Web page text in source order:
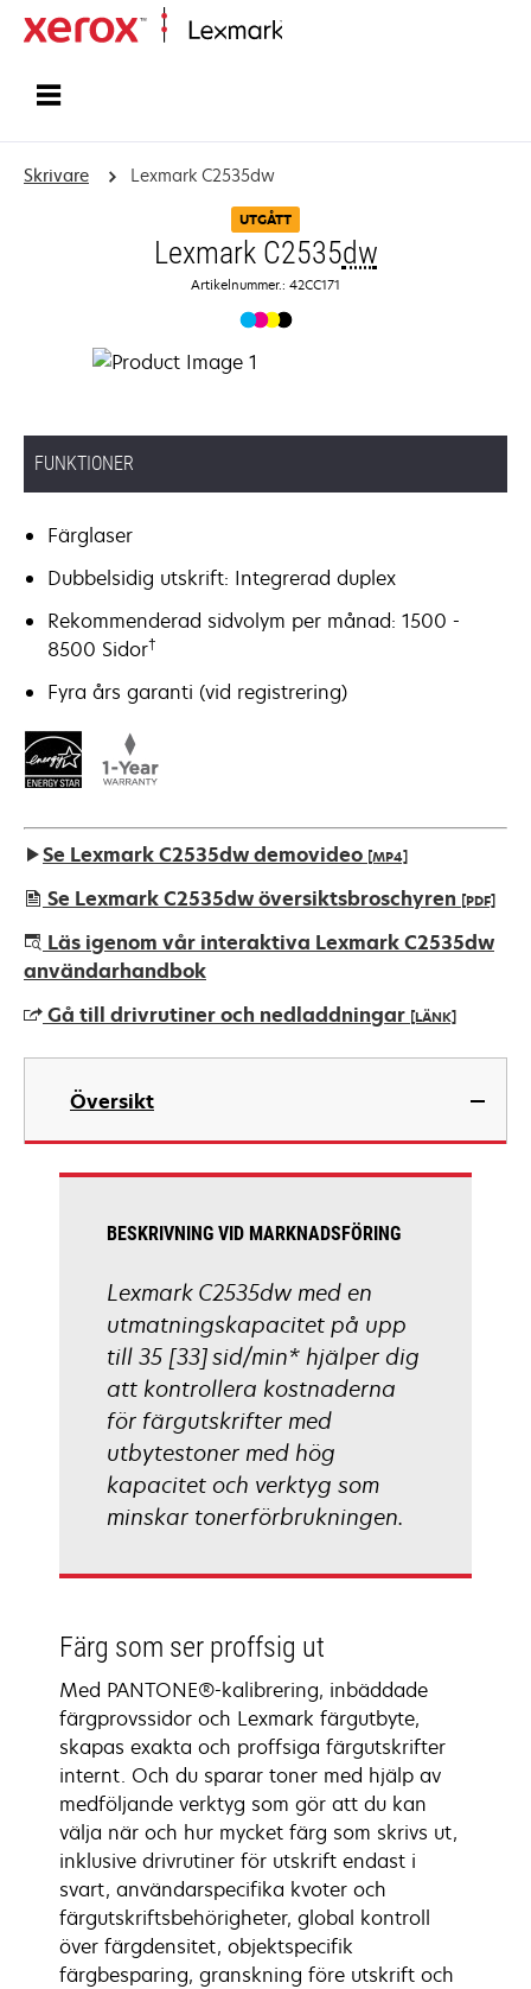
Skrivare Lexmark C2535dw
UTGÅTT
Lexmark C2535dw
Artikelnummer.: 42CC171
FUNKTIONER
Färglaser
Dubbelsidig utskrift: Integrerad duplex
Rekommenderad sidvolym per månad: 1500 -
8500 Sidor†
Fyra års garanti (vid registrering)
Se Lexmark C2535dw demovideo [MP4]
Se Lexmark C2535dw översiktsbroschyren [PDF]
opens
in
new
tab
Läs igenom vår interaktiva Lexmark C2535dw
användarhandbok
Gå till drivrutiner och nedladdningar [LÄNK]
opens
new
Översikt
BESKRIVNING VID MARKNADSFÖRING
Lexmark C2535dw med en
utmatningskapacitet på upp
till 35 [33] sid/min* hjälper dig
att kontrollera kostnaderna
för färgutskrifter med
utbytestoner med hög
kapacitet och verktyg som
minskar tonerförbrukningen.
Färg som ser proffsig ut
Med PANTONE®-kalibrering, inbäddade
färgprovssidor och Lexmark färgutbyte,
skapas exakta och proffsiga färgutskrifter
internt. Och du sparar toner med hjälp av
medföljande verktyg som gör att du kan
välja när och hur mycket färg som skrivs ut,
inklusive drivrutiner för utskrift endast i
svart, användarspecifika kvoter och
färgutskriftsbehörigheter, global kontroll
över färgdensitet, objektspecifik
färgbesparing, granskning före utskrift och